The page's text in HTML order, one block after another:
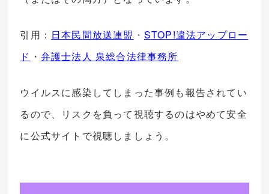
引用： 日本民間放送連盟 ・ STOP!違法アップロー
ド ・ 弁護士法人 泉総合法律事務所
ウイルスに感染してしまった事例も報告されてい
るので、リスクを負って視聴するのはやめて安全
に公式サイトで視聴しましょう。